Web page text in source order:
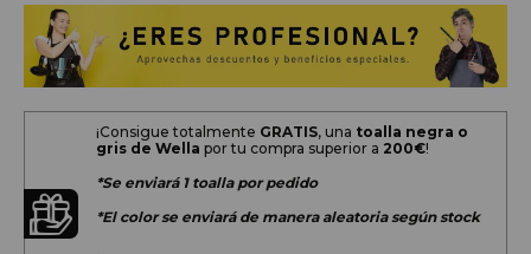
¡Consigue totalmente GRATIS, una toalla negra o
gris de Wella por tu compra superior a 200€!
*Se enviará 1 toalla por pedido
*El color se enviará de manera aleatoria según stock